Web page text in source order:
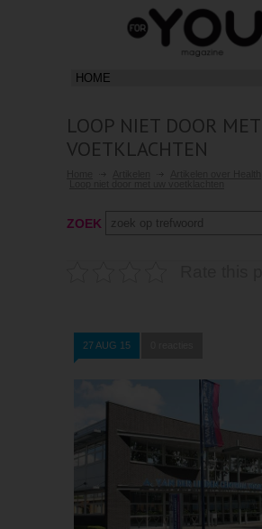
LOOP NIET DOOR
VOETKLACHTEN
ZOEK
27 AUG 15